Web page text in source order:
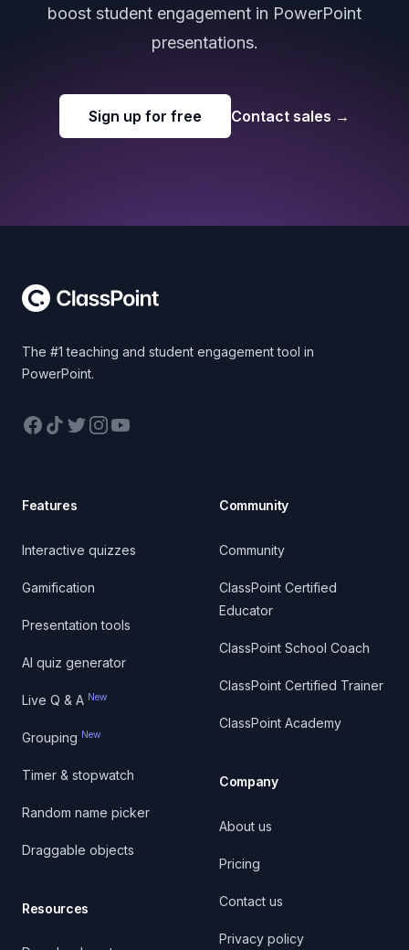
boost student engagement in PowerPoint
presentations.
Sign up for free Contact sales →
The #1 teaching and student engagement tool in
PowerPoint.
Facebook
TikTokTwitterInstagram
YouTube
Features
Interactive quizzes
Gamification
Presentation tools
AI quiz generator
Live Q & A New
Grouping New
Timer & stopwatch
Random name picker
Draggable objects
Resources
Community
Community
ClassPoint Certified
Educator
ClassPoint School Coach
ClassPoint Certified Trainer
ClassPoint Academy
Company
About us
Pricing
Contact us
Privacy policy